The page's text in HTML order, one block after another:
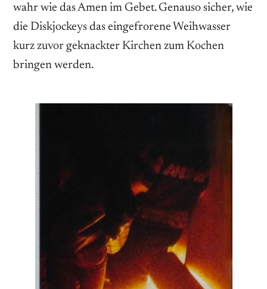
wahr wie das Amen im Gebet. Genauso sicher, wie
die Diskjockeys das eingefrorene Weihwasser
kurz zuvor geknackter Kirchen zum Kochen
bringen werden.